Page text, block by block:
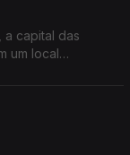
a capital das
um local